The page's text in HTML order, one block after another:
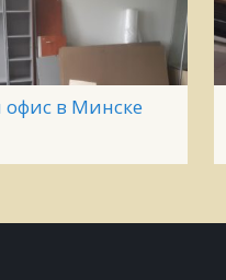
офис в Минске